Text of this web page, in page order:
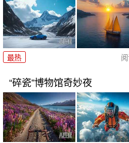
最热
“碎瓷”博物馆奇妙夜